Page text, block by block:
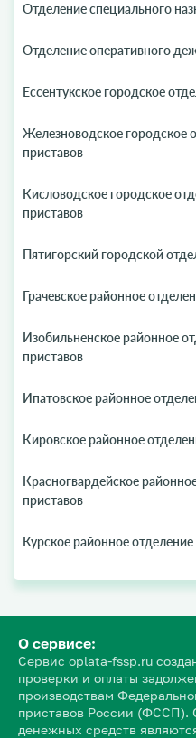
Отделение специального
Отделение оперативного
Ессентукское городское
Железноводское городское
приставов
Кисловодское городское
приставов
Пятигорский городской
Грачевское районное
Изобильненское районное
приставов
Ипатовское районное
Кировское районное
Красногвардейское
приставов
Курское районное
О сервисе:
Сервис oplata-fssp.ru
проверки и оплаты
производствам
приставов России (ФССП).
денежных средств